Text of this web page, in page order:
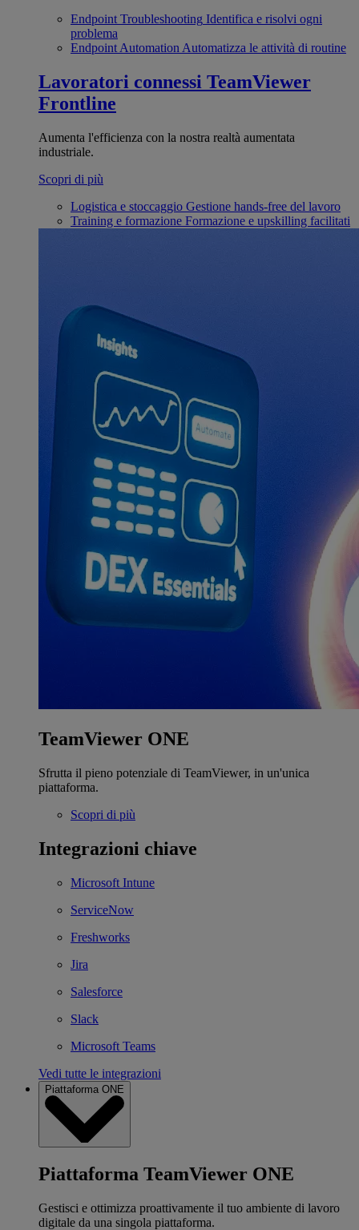
Endpoint Troubleshooting Identifica e risolvi ogni
problema
Endpoint Automation Automatizza le attività di routine
Lavoratori connessi TeamViewer
Frontline
Aumenta l'efficienza con la nostra realtà aumentata
industriale.
Scopri di più
Logistica e stoccaggio Gestione hands-free del lavoro
Training e formazione Formazione e upskilling facilitati
TeamViewer ONE
Sfrutta il pieno potenziale di TeamViewer, in un'unica
piattaforma.
Scopri di più
Integrazioni chiave
Microsoft Intune
ServiceNow
Freshworks
Jira
Salesforce
Slack
Microsoft Teams
Vedi tutte le integrazioni
Piattaforma ONE
Piattaforma TeamViewer ONE
Gestisci e ottimizza proattivamente il tuo ambiente di lavoro
digitale da una singola piattaforma.